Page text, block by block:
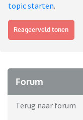
topic starten.
Reageerveld tonen
Forum
Terug naar forum